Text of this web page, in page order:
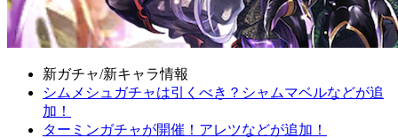
新ガチャ/新キャラ情報
シムメシュガチャは引くべき？シャムマベルなどが追
加！
ターミンガチャが開催！アレツなどが追加！